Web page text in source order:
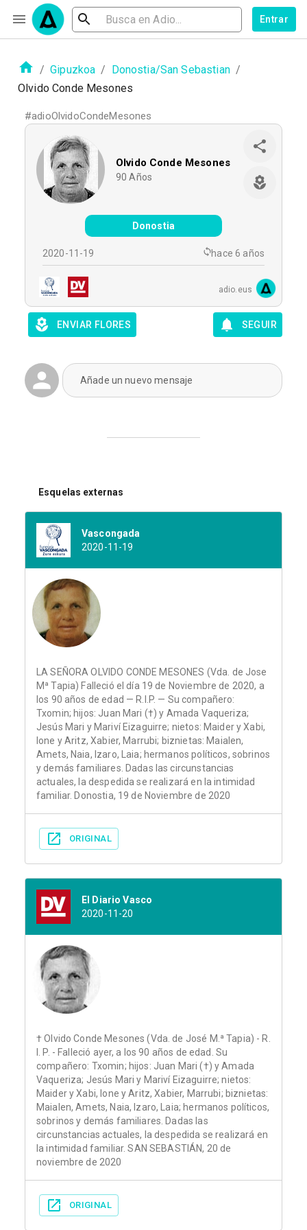
Entrar
/ Gipuzkoa / Donostia/San Sebastian /
Olvido Conde Mesones
#adioOlvidoCondeMesones
Olvido Conde Mesones
90 Años
Donostia
2020-11-19 hace 6 años
adio.eus
ENVIAR FLORES SEGUIR
Añade un nuevo mensaje
Esquelas externas
Vascongada
2020-11-19
LA SEÑORA OLVIDO CONDE MESONES (Vda. de Jose
Mª Tapia) Falleció el día 19 de Noviembre de 2020, a
los 90 años de edad — R.I.P. — Su compañero:
Txomin; hijos: Juan Mari (†) y Amada Vaqueriza;
Jesús Mari y Mariví Eizaguirre; nietos: Maider y Xabi,
Ione y Aritz, Xabier, Marrubi; biznietas: Maialen,
Amets, Naia, Izaro, Laia; hermanos políticos, sobrinos
y demás familiares. Dadas las circunstancias
actuales, la despedida se realizará en la intimidad
familiar. Donostia, 19 de Noviembre de 2020
ORIGINAL
El Diario Vasco
2020-11-20
† Olvido Conde Mesones (Vda. de José M.ª Tapia) - R.
I. P. - Falleció ayer, a los 90 años de edad. Su
compañero: Txomin; hijos: Juan Mari (†) y Amada
Vaqueriza; Jesús Mari y Mariví Eizaguirre; nietos:
Maider y Xabi, Ione y Aritz, Xabier, Marrubi; biznietas:
Maialen, Amets, Naia, Izaro, Laia; hermanos políticos,
sobrinos y demás familiares. Dadas las
circunstancias actuales, la despedida se realizará en
la intimidad familiar. SAN SEBASTIÁN, 20 de
noviembre de 2020
ORIGINAL